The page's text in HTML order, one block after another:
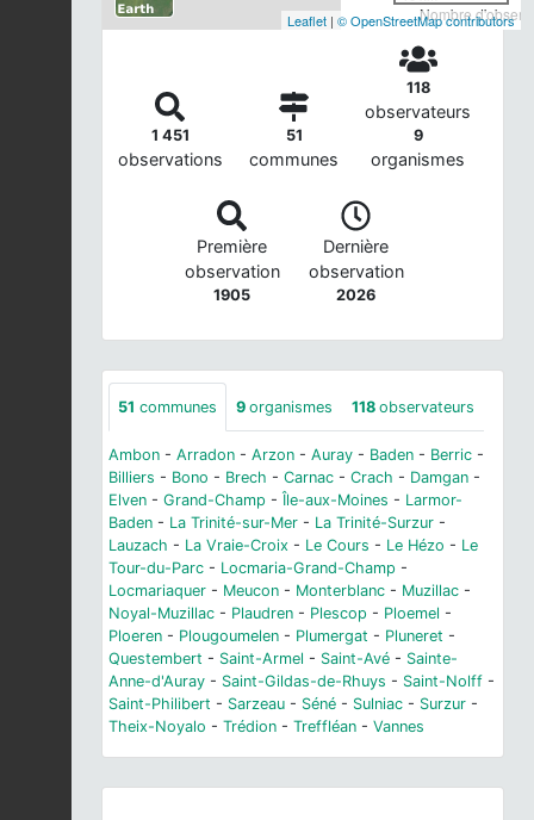
Nombre
Leaflet | © OpenStreetMap contributors
1 451
observations
51
communes
118
observateurs
9
organismes
Première
observation
1905
Dernière
observation
2026
51 communes 9 organismes 118 observateurs
Ambon - Arradon - Arzon - Auray - Baden - Berric -
Billiers - Bono - Brech - Carnac - Crach - Damgan -
Elven - Grand-Champ - Île-aux-Moines - Larmor-
Baden - La Trinité-sur-Mer - La Trinité-Surzur -
Lauzach - La Vraie-Croix - Le Cours - Le Hézo - Le
Tour-du-Parc - Locmaria-Grand-Champ -
Locmariaquer - Meucon - Monterblanc - Muzillac -
Noyal-Muzillac - Plaudren - Plescop - Ploemel -
Ploeren - Plougoumelen - Plumergat - Pluneret -
Questembert - Saint-Armel - Saint-Avé - Sainte-
Anne-d'Auray - Saint-Gildas-de-Rhuys - Saint-Nolff -
Saint-Philibert - Sarzeau - Séné - Sulniac - Surzur -
Theix-Noyalo - Trédion - Treffléan - Vannes